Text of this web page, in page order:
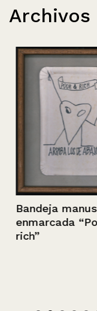
Archivos
Bandeja
enmarcada “Poor
rich”